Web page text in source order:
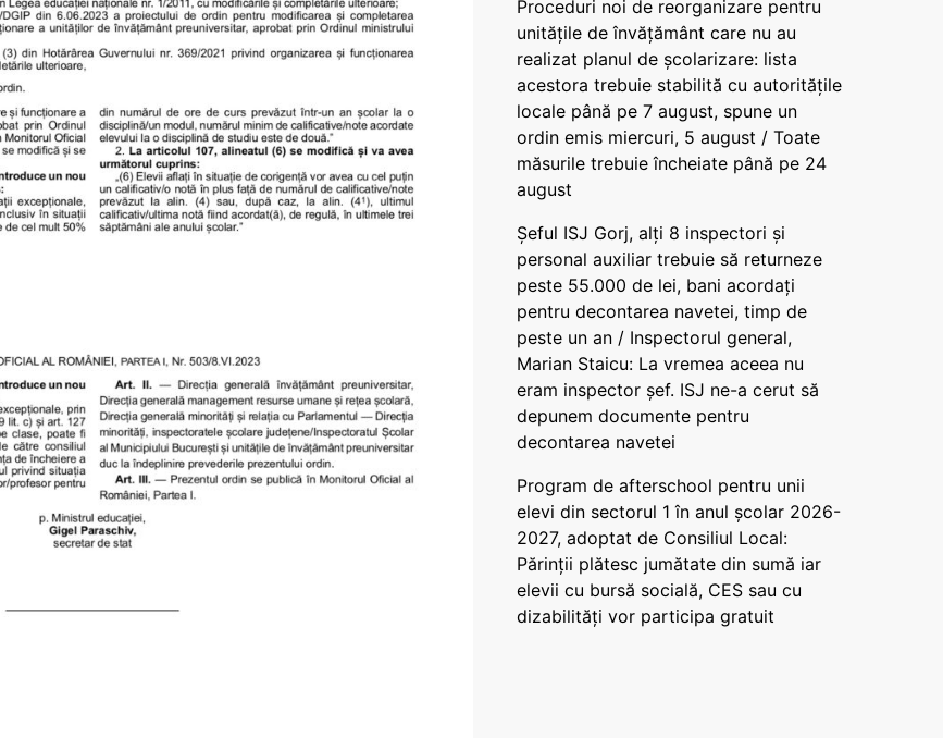
Proceduri noi de reorganizare pentru
unitățile de învățământ care nu au
realizat planul de școlarizare: lista
acestora trebuie stabilită cu autoritățile
locale până pe 7 august, spune un
ordin emis miercuri, 5 august / Toate
măsurile trebuie încheiate până pe 24
august
Șeful ISJ Gorj, alți 8 inspectori și
personal auxiliar trebuie să returneze
peste 55.000 de lei, bani acordați
pentru decontarea navetei, timp de
peste un an / Inspectorul general,
Marian Staicu: La vremea aceea nu
eram inspector șef. ISJ ne-a cerut să
depunem documente pentru
decontarea navetei
Program de afterschool pentru unii
elevi din sectorul 1 în anul școlar 2026-
2027, adoptat de Consiliul Local:
Părinții plătesc jumătate din sumă iar
elevii cu bursă socială, CES sau cu
dizabilităţi vor participa gratuit